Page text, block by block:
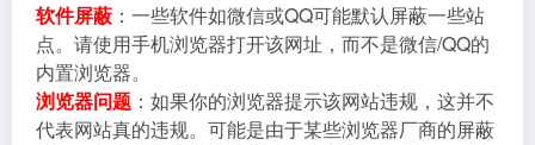
软件屏蔽 ：一些软件如微信或QQ可能默认屏蔽一些站
点。请使用手机浏览器打开该网址，而不是微信/QQ的
内置浏览器。
浏览器问题 ：如果你的浏览器提示该网站违规，这并不
代表网站真的违规。可能是由于某些浏览器厂商的屏蔽